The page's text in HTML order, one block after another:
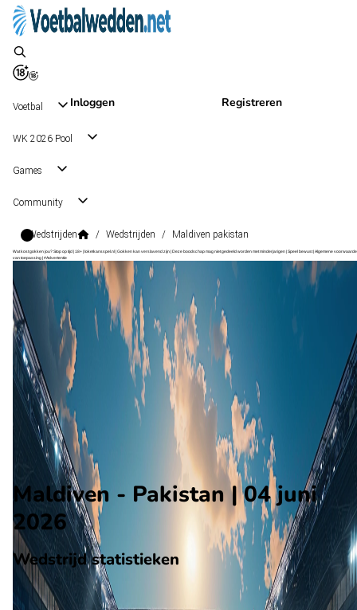
Inloggen Registreren
Voetbal
WK 2026 Pool
Games
Community
Wedstrijden / Wedstrijden / Maldiven pakistan
Wat kost gokken jou? Stop op tijd | 18+ | loketkansspel.nl | Gokken kan verslavend zijn | Deze boodschap mag niet gedeeld worden met minderjarigen | Speel bewust | Algemene
van toepassing | #Advertentie
Friendlies , Internationaal
Maldiven
Friendlies
, Internationaal
0 - 3
Pakistan
Alle wedstrijden
Maldiven - Pakistan
Opstellingen
Voorspelling
Voorbeschouwing
Maldiven - Pakistan | 04 juni
2026
Wedstrijd statistieken
Verloop
Statistieken